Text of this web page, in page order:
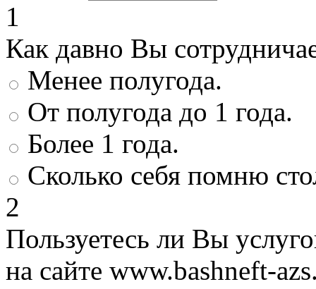
1
Как давно Вы
Менее полугода.
От полугода до 1 года.
Более 1 года.
Сколько себя помню
2
Пользуетесь ли Вы
на сайте www.bashneft-